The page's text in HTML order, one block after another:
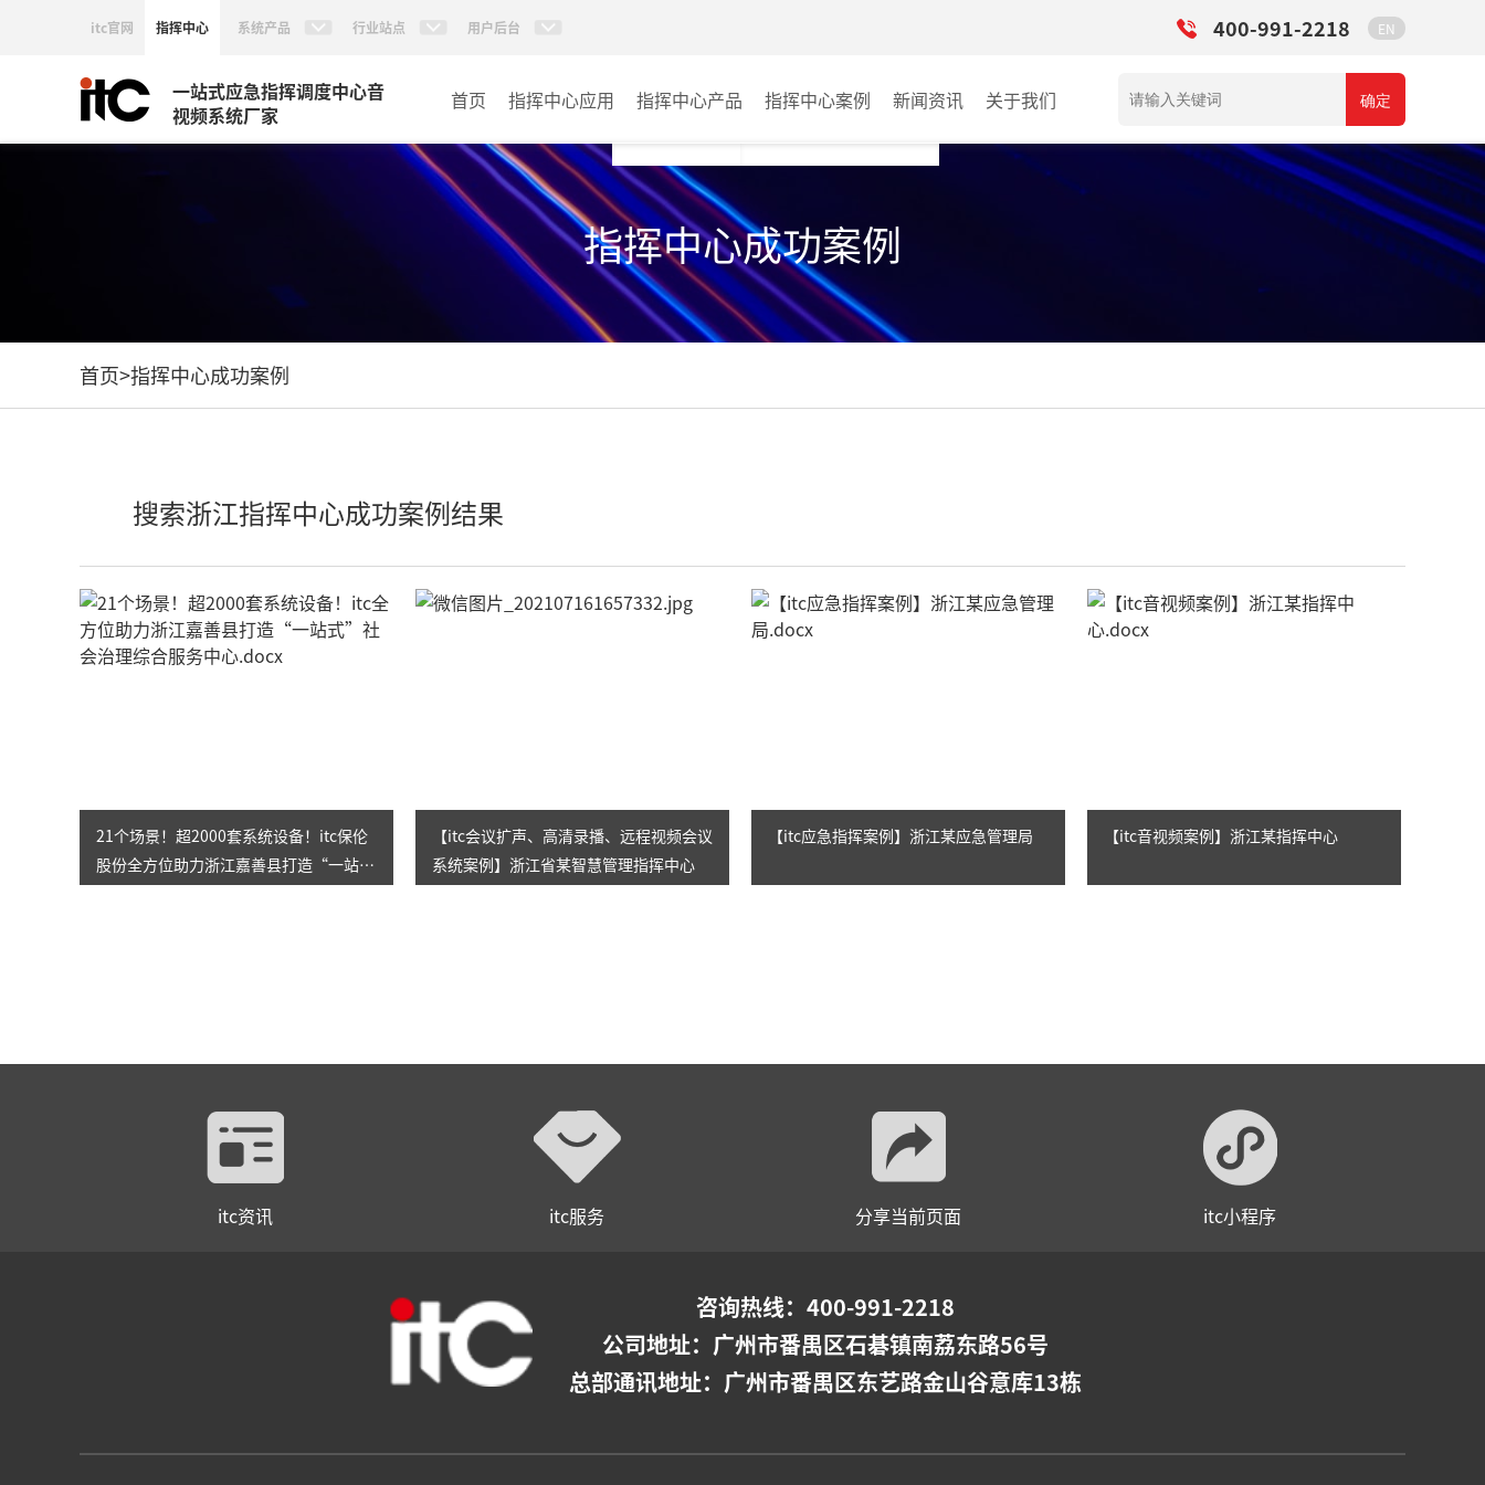
itc官网 指挥中心 系统产品 行业站点 用户后台 400-991-2218 EN
一站式应急指挥调度中心音
视频系统厂家
首页 指挥中心应用 指挥中心产品
KVM坐席管理系统
AI智慧分布式系统
无感调度系统
AI指挥调度系统
指挥中心案例
政府指挥中心
大数据指挥中心
监控指挥中心
新闻资讯 关于我们 确定
指挥中心成功案例
首页>指挥中心成功案例
搜索浙江指挥中心成功案例结果
21个场景！超2000套系统设备！itc保伦
股份全方位助力浙江嘉善县打造“一站
【itc会议扩声、高清录播、远程视频会议
系统案例】浙江省某智慧管理指挥中心
【itc应急指挥案例】浙江某应急管理局 【itc音视频案例】浙江某指挥中心
itc资讯 itc服务 分享当前页面 itc小程序
咨询热线：400-991-2218
公司地址： 广州市番禺区石碁镇南荔东路56号
总部通讯地址：广州市番禺区东艺路金山谷意库13栋